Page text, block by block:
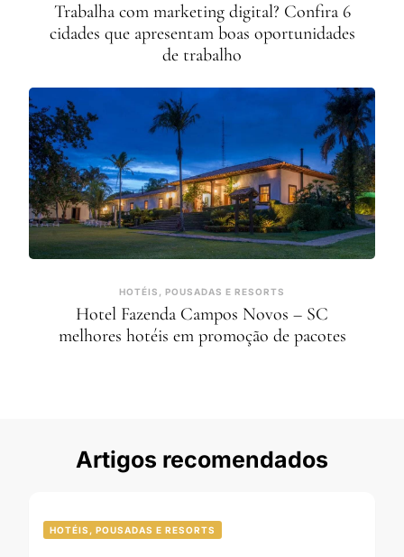
Trabalha com marketing digital? Confira 6
cidades que apresentam boas oportunidades
de trabalho
HOTÉIS, POUSADAS E RESORTS
Hotel Fazenda Campos Novos – SC
melhores hotéis em promoção de pacotes
Artigos recomendados
HOTÉIS, POUSADAS E RESORTS